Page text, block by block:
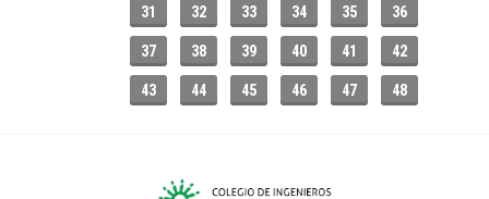
31 32 33 34 35 36
37 38 39 40 41 42
43 44 45 46 47 48